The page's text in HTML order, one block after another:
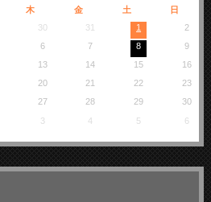
木 金 土
日
30 31 1
2
6 7 8
9
13 14 15
16
20 21 22
23
27 28 29
30
3 4 5 6